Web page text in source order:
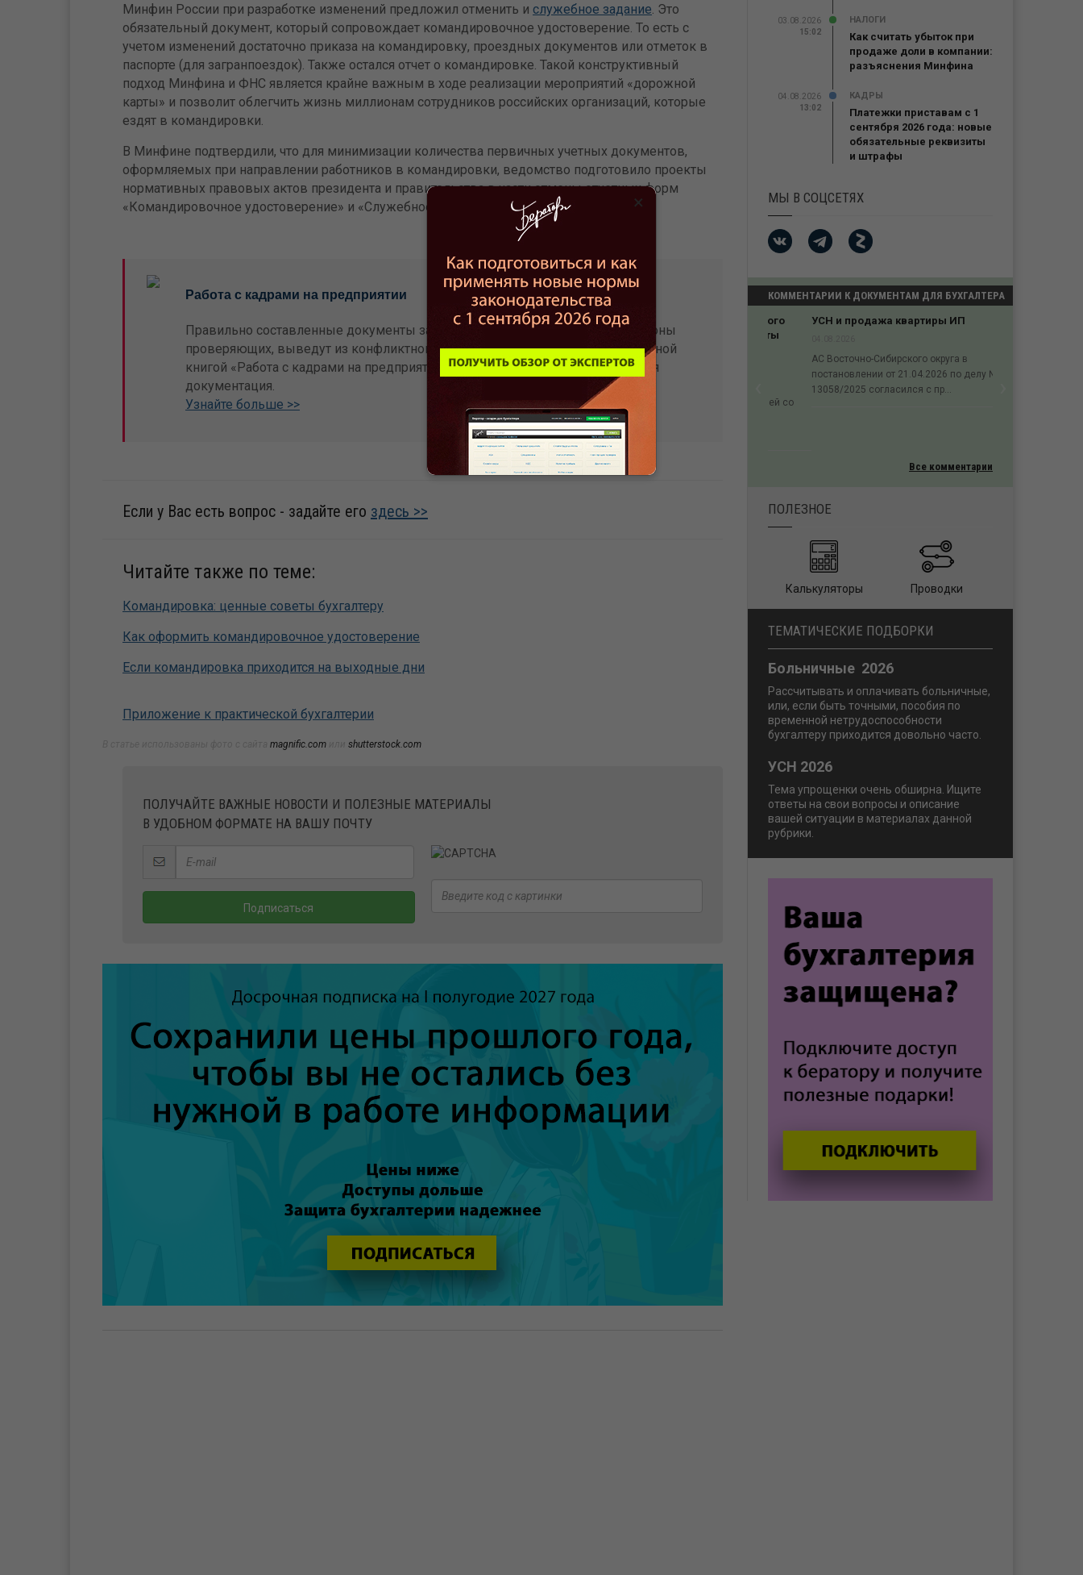
Минфин России при разработке изменений предложил отменить и служебное задание . Это
обязательный документ, который сопровождает командировочное удостоверение. То есть с
учетом изменений достаточно приказа на командировку, проездных документов или отметок в
паспорте (для загранпоездок). Также остался отчет о командировке. Такой конструктивный
подход Минфина и ФНС является крайне важным в ходе реализации мероприятий «дорожной
карты» и позволит облегчить жизнь миллионам сотрудников российских организаций, которые
ездят в командировки.
В Минфине подтвердили, что для минимизации количества первичных учетных документов,
оформляемых при направлении работников в командировки, ведомство подготовило проекты
нормативных правовых актов президента и правительства в части отмены отчетных форм
«Командировочное удостоверение» и «Служебное задание».
Работа с кадрами на предприятии
Правильно составленные документы защитят от штрафных санкций со стороны
проверяющих, выведут из конфликтной ситуации с работниками. С электронной
книгой «Работа с кадрами на предприятии» у вас будет в полном порядке вся
документация.
Узнайте больше >>
Если у Вас есть вопрос - задайте его здесь >>
Читайте также по теме:
Командировка: ценные советы бухгалтеру
Как оформить командировочное удостоверение
Если командировка приходится на выходные дни
Приложение к практической бухгалтерии
magnific.com shutterstock.com
ПОЛУЧАЙТЕ ВАЖНЫЕ НОВОСТИ И ПОЛЕЗНЫЕ МАТЕРИАЛЫ
В УДОБНОМ ФОРМАТЕ НА ВАШУ ПОЧТУ
03.08.2026
15:02
НАЛОГИ
Как считать убыток при
продаже доли в компании:
разъяснения Минфина
04.08.2026
13:02
КАДРЫ
Платежки приставам с 1
сентября 2026 года: новые
обязательные реквизиты
и штрафы
МЫ В СОЦСЕТЯХ
КОММЕНТАРИИ К ДОКУМЕНТАМ ДЛЯ БУХГАЛТЕРА
УСН и продажа квартиры ИП
04.08.2026
АС Восточно-Сибирского округа в
постановлении от 21.04.2026 по делу № А19-
13058/2025 согласился с пр...
Калькуляторы Проводки
ТЕМАТИЧЕСКИЕ ПОДБОРКИ
Больничные 2026
Рассчитывать и оплачивать больничные,
или, если быть точными, пособия по
временной нетрудоспособности
бухгалтеру приходится довольно часто.
УСН 2026
ответы на свои вопросы и описание
вашей ситуации в материалах данной
рубрики.
×